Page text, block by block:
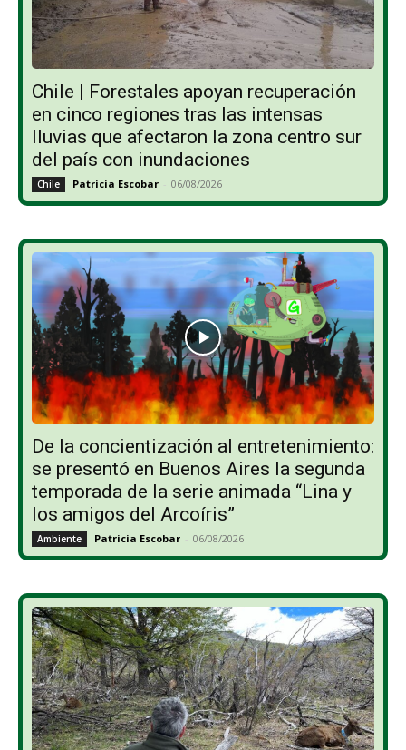
Chile | Forestales apoyan recuperación
en cinco regiones tras las intensas
lluvias que afectaron la zona centro sur
del país con inundaciones
Chile Patricia Escobar - 06/08/2026
De la concientización al entretenimiento:
se presentó en Buenos Aires la segunda
temporada de la serie animada “Lina y
los amigos del Arcoíris”
Ambiente Patricia Escobar - 06/08/2026